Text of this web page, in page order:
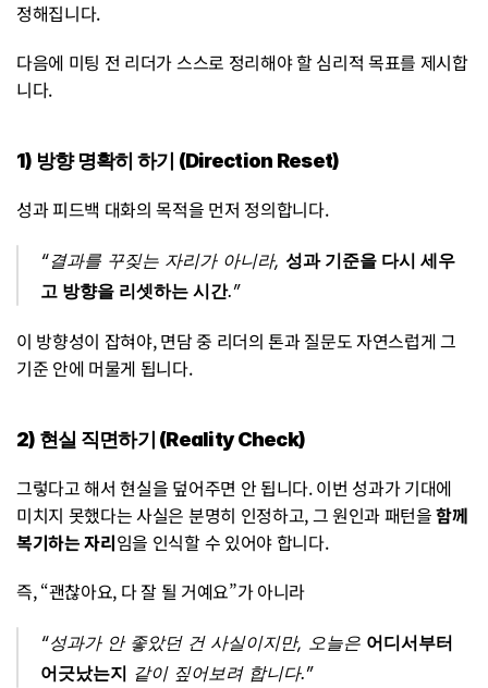
정해집니다.
다음에 미팅 전 리더가 스스로 정리해야 할 심리적 목표를 제시합
니다.
1) 방향 명확히 하기 (Direction Reset)
성과 피드백 대화의 목적을 먼저 정의합니다.
“결과를 꾸짖는 자리가 아니라, 성과 기준을 다시 세우
고 방향을 리셋하는 시간.”
이 방향성이 잡혀야, 면담 중 리더의 톤과 질문도 자연스럽게 그
기준 안에 머물게 됩니다.
2) 현실 직면하기 (Reality Check)
그렇다고 해서 현실을 덮어주면 안 됩니다. 이번 성과가 기대에
미치지 못했다는 사실은 분명히 인정하고, 그 원인과 패턴을 함께
복기하는 자리임을 인식할 수 있어야 합니다.
즉, “괜찮아요, 다 잘 될 거예요”가 아니라
“성과가 안 좋았던 건 사실이지만, 오늘은 어디서부터
어긋났는지 같이 짚어보려 합니다.”